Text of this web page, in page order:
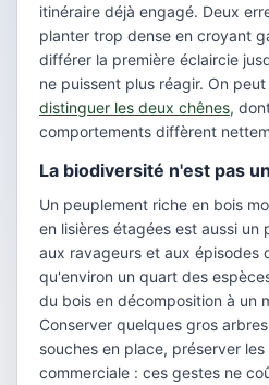
itinéraire déjà engagé. Deux
planter trop dense en croyant
différer la première éclaircie
ne puissent plus réagir. On
distinguer les deux chênes,
comportements diffèrent
La biodiversité n'est pas
Un peuplement riche en bois
en lisières étagées est aussi un
aux ravageurs et aux épisodes
qu'environ un quart des
du bois en décomposition à un
Conserver quelques gros
souches en place, préserver
commerciale : ces gestes ne